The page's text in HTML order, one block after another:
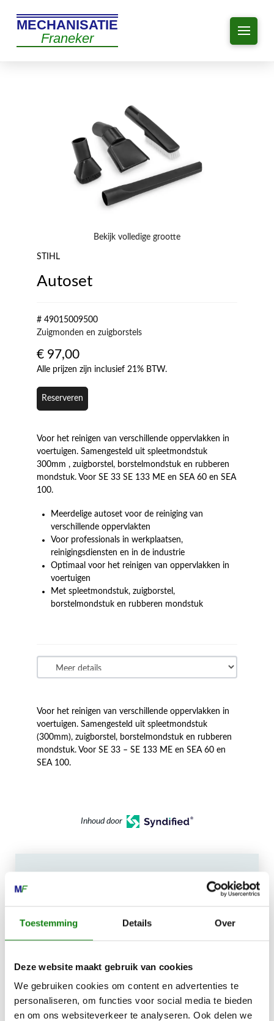
Toestemming Details Over
Deze website maakt gebruik van cookies
We gebruiken cookies om content en advertenties te
personaliseren, om functies voor social media te bieden
en om ons websiteverkeer te analyseren. Ook delen we
MECHANISATIE
Franeker
Bekijk volledige grootte
STIHL
Autoset
# 49015009500
Zuigmonden en zuigborstels
€ 97,00
Alle prijzen zijn inclusief 21% BTW.
Reserveren
Voor het reinigen van verschillende oppervlakken in
voertuigen. Samengesteld uit spleetmondstuk
300mm , zuigborstel, borstelmondstuk en rubberen
mondstuk. Voor SE 33 SE 133 ME en SEA 60 en SEA
100.
Meerdelige autoset voor de reiniging van
verschillende oppervlakten
Voor professionals in werkplaatsen,
reinigingsdiensten en in de industrie
Optimaal voor het reinigen van oppervlakken in
voertuigen
Met spleetmondstuk, zuigborstel,
borstelmondstuk en rubberen mondstuk
Voor het reinigen van verschillende oppervlakken in
voertuigen. Samengesteld uit spleetmondstuk
(300mm), zuigborstel, borstelmondstuk en rubberen
mondstuk. Voor SE 33 – SE 133 ME en SEA 60 en
SEA 100.
Inhoud door
Kiehoek 26
8801 RD Franeker
0517-396800
Bij storing:06-83139573